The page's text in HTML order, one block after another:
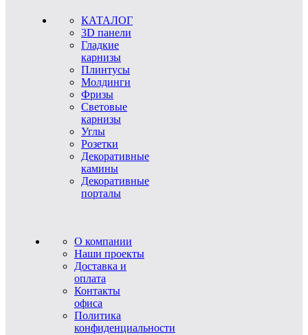
КАТАЛОГ
3D панели
Гладкие
карнизы
Плинтусы
Молдинги
Фризы
Световые
карнизы
Углы
Розетки
Декоративные
камины
Декоративные
порталы
О компании
Наши проекты
Доставка и
оплата
Контакты
офиса
Политика
конфиденциальности